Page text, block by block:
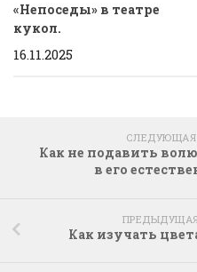
«Непоседы» в театре
кукол.
16.11.2025
Как не подавить
в его
Как изучать